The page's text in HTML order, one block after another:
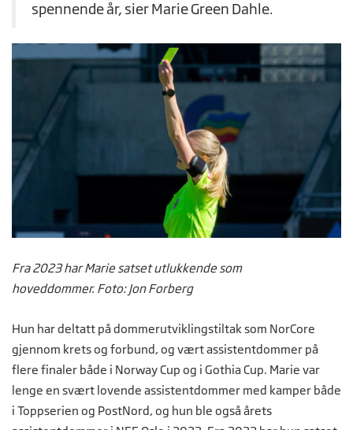
spennende år, sier Marie Green Dahle.
Fra 2023 har Marie satset utlukkende som
hoveddommer. Foto: Jon Forberg
Hun har deltatt på dommerutviklingstiltak som NorCore
gjennom krets og forbund, og vært assistentdommer på
flere finaler både i Norway Cup og i Gothia Cup. Marie var
lenge en svært lovende assistentdommer med kamper både
i Toppserien og PostNord, og hun ble også årets